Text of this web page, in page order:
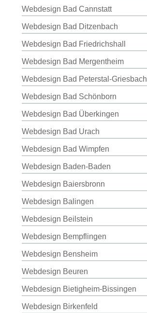
Webdesign Bad Cannstatt
Webdesign Bad Ditzenbach
Webdesign Bad Friedrichshall
Webdesign Bad Mergentheim
Webdesign Bad Peterstal-Griesbach
Webdesign Bad Schönborn
Webdesign Bad Überkingen
Webdesign Bad Urach
Webdesign Bad Wimpfen
Webdesign Baden-Baden
Webdesign Baiersbronn
Webdesign Balingen
Webdesign Beilstein
Webdesign Bempflingen
Webdesign Bensheim
Webdesign Beuren
Webdesign Bietigheim-Bissingen
Webdesign Birkenfeld